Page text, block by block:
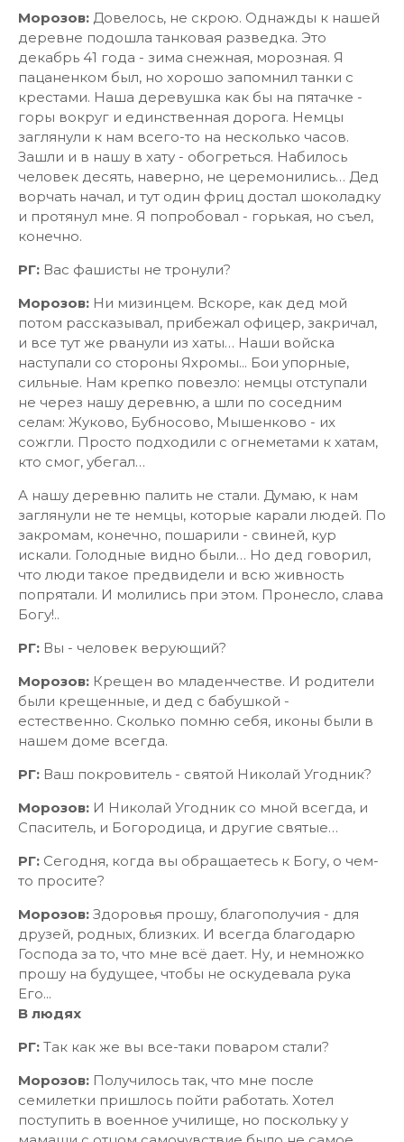
Морозов: Довелось, не скрою. Однажды к нашей
деревне подошла танковая разведка. Это
декабрь 41 года - зима снежная, морозная. Я
пацаненком был, но хорошо запомнил танки с
крестами. Наша деревушка как бы на пятачке -
горы вокруг и единственная дорога. Немцы
заглянули к нам всего-то на несколько часов.
Зашли и в нашу в хату - обогреться. Набилось
человек десять, наверно, не церемонились… Дед
ворчать начал, и тут один фриц достал шоколадку
и протянул мне. Я попробовал - горькая, но съел,
конечно.
РГ: Вас фашисты не тронули?
Морозов: Ни мизинцем. Вскоре, как дед мой
потом рассказывал, прибежал офицер, закричал,
и все тут же рванули из хаты… Наши войска
наступали со стороны Яхромы... Бои упорные,
сильные. Нам крепко повезло: немцы отступали
не через нашу деревню, а шли по соседним
селам: Жуково, Бубносово, Мышенково - их
сожгли. Просто подходили с огнеметами к хатам,
кто смог, убегал…
А нашу деревню палить не стали. Думаю, к нам
заглянули не те немцы, которые карали людей. По
закромам, конечно, пошарили - свиней, кур
искали. Голодные видно были… Но дед говорил,
что люди такое предвидели и всю живность
попрятали. И молились при этом. Пронесло, слава
Богу!..
РГ: Вы - человек верующий?
Морозов: Крещен во младенчестве. И родители
были крещенные, и дед с бабушкой -
естественно. Сколько помню себя, иконы были в
нашем доме всегда.
РГ: Ваш покровитель - святой Николай Угодник?
Морозов: И Николай Угодник со мной всегда, и
Спаситель, и Богородица, и другие святые…
РГ: Сегодня, когда вы обращаетесь к Богу, о чем-
то просите?
Морозов: Здоровья прошу, благополучия - для
друзей, родных, близких. И всегда благодарю
Господа за то, что мне всё дает. Ну, и немножко
прошу на будущее, чтобы не оскудевала рука
Его...
В людях
РГ: Так как же вы все-таки поваром стали?
Морозов: Получилось так, что мне после
семилетки пришлось пойти работать. Хотел
поступить в военное училище, но поскольку у